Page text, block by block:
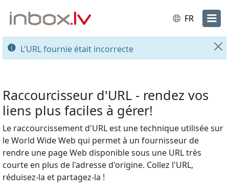
FR
L'URL fournie était incorrecte
Raccourcisseur d'URL - rendez vos
liens plus faciles à gérer!
Le raccourcissement d'URL est une technique utilisée sur
le World Wide Web qui permet à un fournisseur de
rendre une page Web disponible sous une URL très
courte en plus de l'adresse d'origine. Collez l'URL,
réduisez-la et partagez-la !